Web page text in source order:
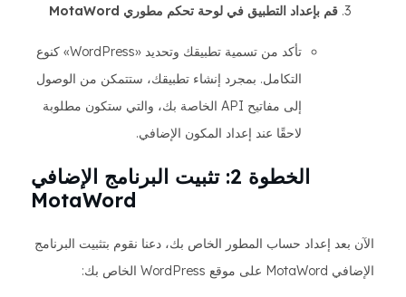
قم بإعداد التطبيق في لوحة تحكم مطوري MotaWord
تأكد من تسمية تطبيقك وتحديد «WordPress» كنوع
التكامل. بمجرد إنشاء تطبيقك، ستتمكن من الوصول
إلى مفاتيح API الخاصة بك، والتي ستكون مطلوبة
لاحقًا عند إعداد المكون الإضافي.
الخطوة 2: تثبيت البرنامج الإضافي
MotaWord
الآن بعد إعداد حساب المطور الخاص بك، دعنا نقوم بتثبيت البرنامج
الإضافي MotaWord على موقع WordPress الخاص بك: